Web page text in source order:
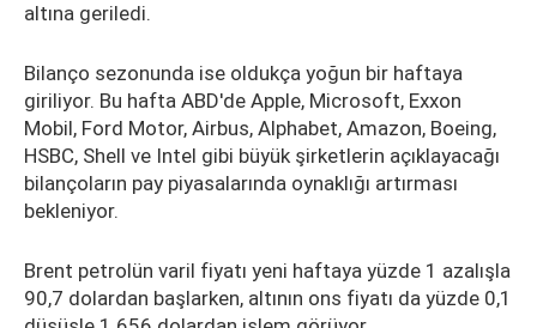
altına geriledi.
Bilanço sezonunda ise oldukça yoğun bir haftaya
giriliyor. Bu hafta ABD'de Apple, Microsoft, Exxon
Mobil, Ford Motor, Airbus, Alphabet, Amazon, Boeing,
HSBC, Shell ve Intel gibi büyük şirketlerin açıklayacağı
bilançoların pay piyasalarında oynaklığı artırması
bekleniyor.
Brent petrolün varil fiyatı yeni haftaya yüzde 1 azalışla
90,7 dolardan başlarken, altının ons fiyatı da yüzde 0,1